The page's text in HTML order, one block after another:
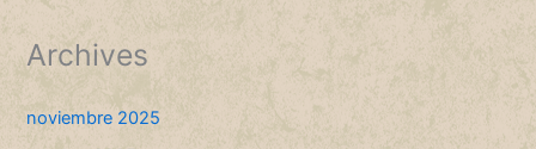
Archives
noviembre 2025